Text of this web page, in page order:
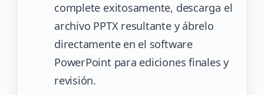
complete exitosamente, descarga el
archivo PPTX resultante y ábrelo
directamente en el software
PowerPoint para ediciones finales y
revisión.